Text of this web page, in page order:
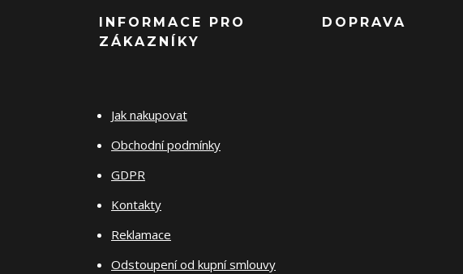
INFORMACE PRO
ZÁKAZNÍKY
Jak nakupovat
Obchodní podmínky
GDPR
Kontakty
Reklamace
Odstoupení od kupní smlouvy
DOPRAVA